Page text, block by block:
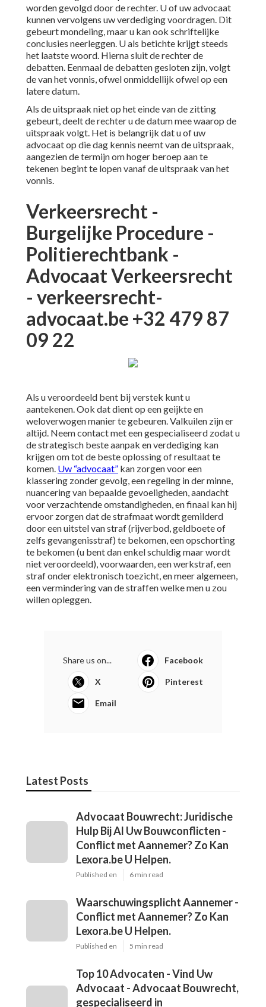
worden gevolgd door de rechter. U of uw advocaat
kunnen vervolgens uw verdediging voordragen. Dit
gebeurt mondeling, maar u kan ook schriftelijke
conclusies neerleggen. U als betichte krijgt steeds
het laatste woord. Hierna sluit de rechter de
debatten. Eenmaal de debatten gesloten zijn, volgt
de van het vonnis, ofwel onmiddellijk ofwel op een
latere datum.
Als de uitspraak niet op het einde van de zitting
gebeurt, deelt de rechter u de datum mee waarop de
uitspraak volgt. Het is belangrijk dat u of uw
advocaat op die dag kennis neemt van de uitspraak,
aangezien de termijn om hoger beroep aan te
tekenen begint te lopen vanaf de uitspraak van het
vonnis.
Verkeersrecht -
Burgelijke Procedure -
Politierechtbank -
Advocaat Verkeersrecht
- verkeersrecht-
advocaat.be +32 479 87
09 22
Als u veroordeeld bent bij verstek kunt u
aantekenen. Ook dat dient op een geijkte en
weloverwogen manier te gebeuren. Valkuilen zijn er
altijd. Neem contact met een gespecialiseerd zodat u
de strategisch beste aanpak en verdediging kan
krijgen om tot de beste oplossing of resultaat te
komen. Uw “advocaat” kan zorgen voor een
klassering zonder gevolg, een regeling in der minne,
nuancering van bepaalde gevoeligheden, aandacht
voor verzachtende omstandigheden, en finaal kan hij
ervoor zorgen dat de strafmaat wordt gemilderd
door een uitstel van straf (rijverbod, geldboete of
zelfs gevangenisstraf) te bekomen, een opschorting
te bekomen (u bent dan enkel schuldig maar wordt
niet veroordeeld), voorwaarden, een werkstraf, een
straf onder elektronisch toezicht, en meer algemeen,
een vermindering van de straffen welke men u zou
willen opleggen.
Share us on... Facebook
X Pinterest
Email
Latest Posts
Advocaat Bouwrecht: Juridische
Hulp Bij Al Uw Bouwconflicten -
Conflict met Aannemer? Zo Kan
Lexora.be U Helpen.
Published en 6 min read
Waarschuwingsplicht Aannemer -
Conflict met Aannemer? Zo Kan
Lexora.be U Helpen.
Published en 5 min read
Top 10 Advocaten - Vind Uw
Advocaat - Advocaat Bouwrecht,
gespecialiseerd in